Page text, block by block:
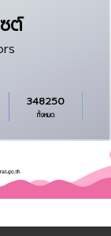
ต์
ทั้งหมด
348250